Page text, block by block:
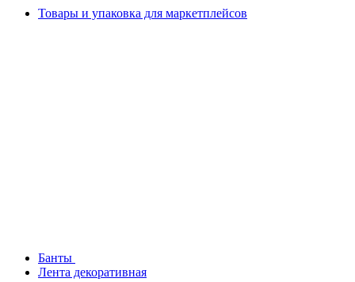
Товары и упаковка для маркетплейсов
Банты
Лента декоративная